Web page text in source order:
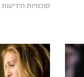
סוכנויות הידיעות